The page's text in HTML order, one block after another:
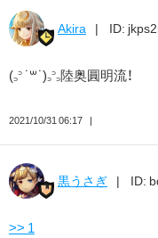
Akira ID:
(꜆꜄ ˙꒳˙)꜆꜄꜆陸奥圓明流！
2021/10/31 06:17
黒うさぎ ID:
>> 1